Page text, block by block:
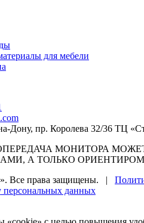
для мебели
Дону, пр. Королева 32/36 ТЦ
МОНИТОРА
А ТОЛЬКО
Все права защищены. |
персональных данных